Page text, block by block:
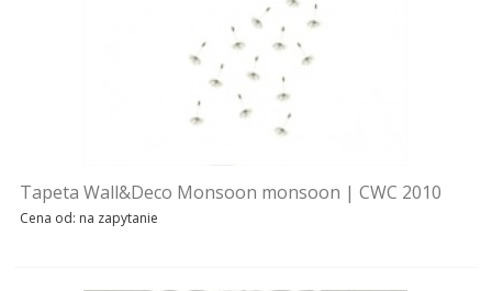
Tapeta Wall&Deco Monsoon monsoon | CWC 2010
Cena od: na zapytanie